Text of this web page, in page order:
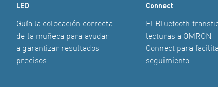
LED
Guía la colocación correcta
de la muñeca para ayudar
a garantizar resultados
precisos.
Connect
El Bluetooth
lecturas a OMRON
Connect para
seguimiento.